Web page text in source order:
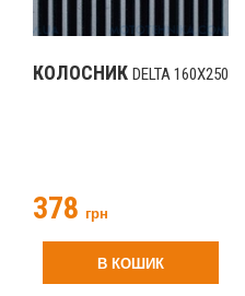
КОЛОСНИК DELTA 160Х250
378 грн
В КОШИК